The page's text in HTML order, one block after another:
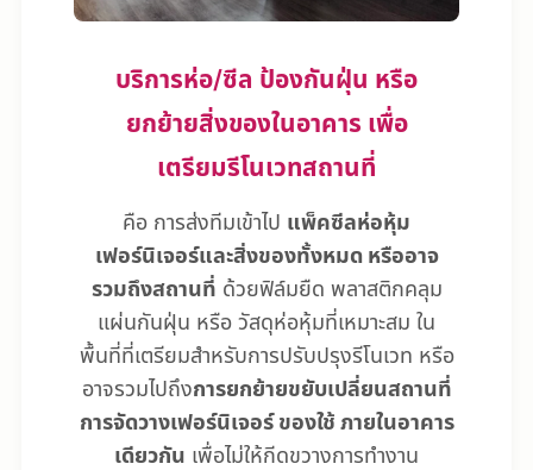
บริการห่อ/ซีล ป้องกันฝุ่น หรือ
ยกย้ายสิ่งของในอาคาร เพื่อ
เตรียมรีโนเวทสถานที่
คือ การส่งทีมเข้าไป แพ็คซีลห่อหุ้ม
เฟอร์นิเจอร์และสิ่งของทั้งหมด หรืออาจ
รวมถึงสถานที่ ด้วยฟิล์มยืด พลาสติกคลุม
แผ่นกันฝุ่น หรือ วัสดุห่อหุ้มที่เหมาะสม ใน
พื้นที่ที่เตรียมสำหรับการปรับปรุงรีโนเวท หรือ
อาจรวมไปถึงการยกย้ายขยับเปลี่ยนสถานที่
การจัดวางเฟอร์นิเจอร์ ของใช้ ภายในอาคาร
เดียวกัน เพื่อไม่ให้กีดขวางการทำงาน